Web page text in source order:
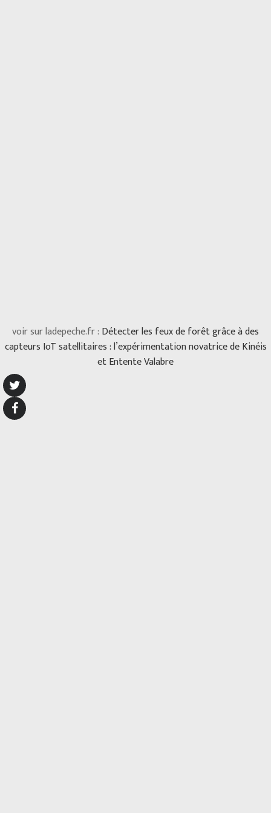
voir sur ladepeche.fr : Détecter les feux de forêt grâce à des
capteurs IoT satellitaires : l’expérimentation novatrice de Kinéis
et Entente Valabre